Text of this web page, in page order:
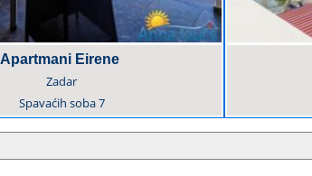
Apartmani Eirene
Zadar
Spavaćih soba7